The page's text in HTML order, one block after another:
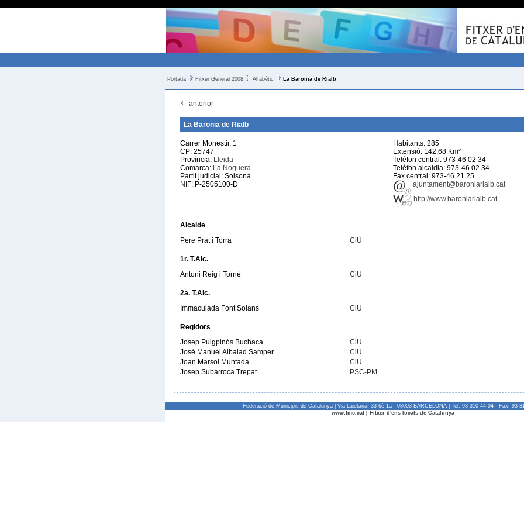
Portada Fitxer General 2008 Alfabètic La Baronia de Rialb
anterior
La Baronia de Rialb
Carrer Monestir, 1
CP: 25747
Província: Lleida
Comarca: La Noguera
Partit judicial: Solsona
NIF: P-2505100-D
Habitants: 285
Extensió: 142,68 Km²
Telèfon central: 973-46 02 34
Telèfon alcaldia: 973-46 02 34
Fax central: 973-46 21 25
ajuntament@baroniarialb.cat
http://www.baroniarialb.cat
Alcalde
Pere Prat i Torra
CiU
1r. T.Alc.
Antoni Reig i Torné
CiU
2a. T.Alc.
Immaculada Font Solans
CiU
Regidors
Josep Puigpinós Buchaca
CiU
José Manuel Albalad Samper
CiU
Joan Marsol Muntada
CiU
Josep Subarroca Trepat
PSC-PM
Federació de Municipis de Catalunya | Via Laietana, 33 6è 1a - 08003 BARCELONA | Tel. 93 310 44 04 - Fax: 93
www.fmc.cat
Fitxer d'ens locals de Catalunya